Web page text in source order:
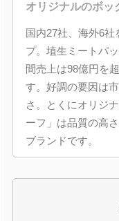
オリジナルのボッ
国内27社、海外6
プ。埴生ミートパ
間売上は98億円を
す。好調の要因は
さ。とくにオリジ
ーフ」は品質の高
ブランドです。